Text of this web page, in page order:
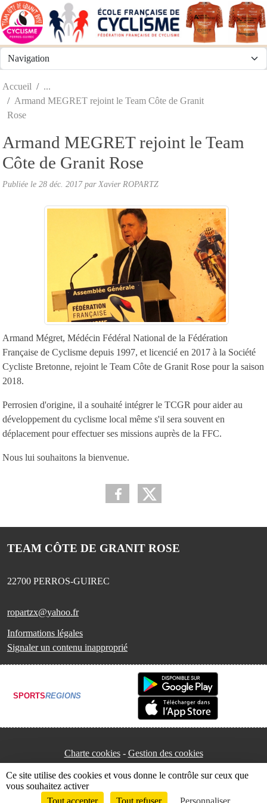
Accueil
Armand MEGRET rejoint le Team Côte de Granit
Rose
Armand MEGRET rejoint le Team
Côte de Granit Rose
Publiée le 28 déc. 2017par Xavier ROPARTZ
Armand Mégret, Médécin Fédéral National de la Fédération
Française de Cyclisme depuis 1997, et licencié en 2017 à la Société
Cycliste Bretonne, rejoint le Team Côte de Granit Rose pour la saison
2018.
Perrosien d'origine, il a souhaité intégrer le TCGR pour aider au
développement du cyclisme local même s'il sera souvent en
déplacement pour effectuer ses missions auprès de la FFC.
Nous lui souhaitons la bienvenue.
TEAM CÔTE DE GRANIT ROSE
22700 PERROS-GUIREC
ropartzx@yahoo.fr
Informations légales
Signaler un contenu inapproprié
SPORTSREGIONS
Charte cookies Gestion des cookies
Panneau de gestion des cookies
Ce site utilise des cookies et vous donne le contrôle sur ceux que
vous souhaitez activer
Tout accepter
Tout refuser Personnaliser